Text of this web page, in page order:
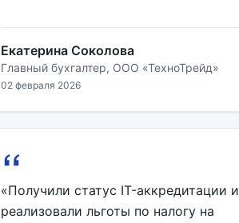
Екатерина Соколова
Главный бухгалтер, ООО «ТехноТрейд»
02 февраля 2026
«Получили статус IT-аккредитации и
реализовали льготы по налогу на